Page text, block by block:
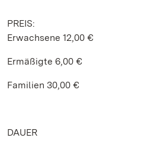
PREIS:
Erwachsene 12,00 €
Ermäßigte 6,00 €
Familien 30,00 €
DAUER